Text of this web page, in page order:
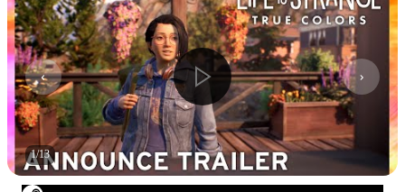
1/13